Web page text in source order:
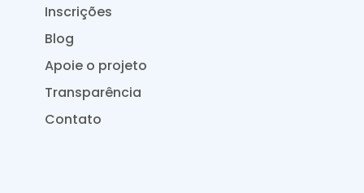
Inscrições
Blog
Apoie o projeto
Transparência
Contato